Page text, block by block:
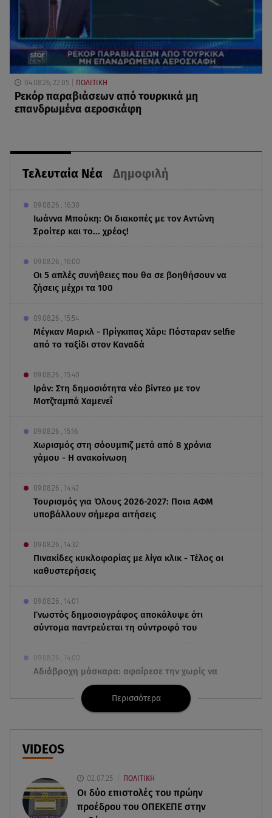
Τελευταία Νέα Δημοφιλή
09.08.26 , 16:30
Ιωάννα Μπούκη: Οι διακοπές με τον Αντώνη
Σροίτερ και το... χρέος!
09.08.26 , 16:00
Οι 5 απλές συνήθειες που θα σε βοηθήσουν να
ζήσεις μέχρι τα 100
09.08.26 , 15:54
Μέγκαν Μαρκλ - Πρίγκιπας Χάρι: Πόσταραν selfie
από το ταξίδι στον Καναδά
09.08.26 , 15:40
Ιράν: Στη δημοσιότητα νέο βίντεο με τον
Μοτζταμπά Χαμενεΐ
09.08.26 , 15:16
Χωρισμός στη σόουμπιζ μετά από 8 χρόνια
γάμου - Η ανακοίνωση
09.08.26 , 14:42
Τουρισμός για Όλους 2026-2027: Ποια ΑΦΜ
υποβάλλουν σήμερα αιτήσεις
09.08.26 , 14:32
Πινακίδες κυκλοφορίας με λίγα κλικ - Τέλος οι
καθυστερήσεις
09.08.26 , 14:01
Γνωστός δημοσιογράφος αποκάλυψε ότι
σύντομα παντρεύεται τη σύντροφό του
09.08.26 , 14:00
Αδιάβροχη μάσκαρα: αφαίρεσε την χωρίς να
ταλαιπωρείς τις βλεφερίδες σου
Χούθι: «Χτύπησαν» διυλιστήριο της Aramco στη
Μήλος: Ελικόπτερο προσγειώθηκε στο
Σαρακήνικο
Περισσότερα
VIDEOS
02.07.25 ΠΟΛΙΤΙΚΗ
Οι δύο επιστολές του πρώην
προέδρου του ΟΠΕΚΕΠE στην
04.08.26, 22:05 ΠΟΛΙΤΙΚΗ
Ρεκόρ παραβιάσεων από τουρκικά μη
επανδρωμένα αεροσκάφη